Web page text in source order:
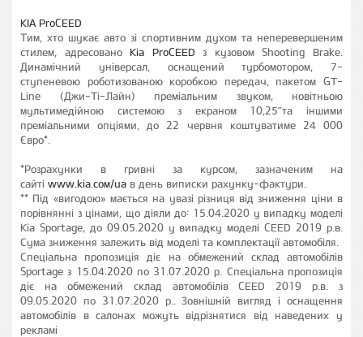
KIA ProCEED
Тим, хто шукає авто зі спортивним духом та неперевершеним
стилем, адресовано Kia ProCEED з кузовом Shooting Brake.
Динамічний універсал, оснащений турбомотором, 7-
ступеневою роботизованою коробкою передач, пакетом GT-
Line (Джи-Ті-Лайн) преміальним звуком, новітньою
мультимедійною системою з екраном 10,25”та іншими
преміальними опціями, до 22 червня коштуватиме 24 000
Євро*.
*Розрахунки в гривні за курсом, зазначеним на
сайті www.kia.сом/ua в день виписки рахунку-фактури.
** Під «вигодою» мається на увазі різниця від зниження ціни в
порівнянні з цінами, що діяли до: 15.04.2020 у випадку моделі
Kia Sportage, до 09.05.2020 у випадку моделі CEED 2019 р.в.
Сума зниження залежить від моделі та комплектації автомобіля.
Спеціальна пропозиція діє на обмежений склад автомобілів
Sportage з 15.04.2020 по 31.07.2020 р. Спеціальна пропозиція
діє на обмежений склад автомобілів CEED 2019 р.в. з
09.05.2020 по 31.07.2020 р.. Зовнішній вигляд і оснащення
автомобілів в салонах можуть відрізнятися від наведених у
рекламі